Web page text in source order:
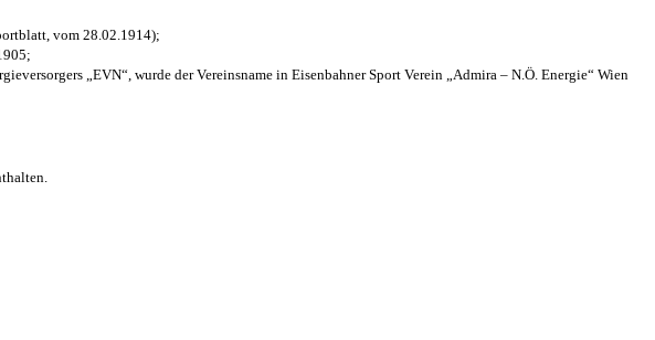
vom 28.02.1914);
„EVN“, wurde der Vereinsname in Eisenbahner Sport Verein „Admira – N.Ö. Energie“ Wien